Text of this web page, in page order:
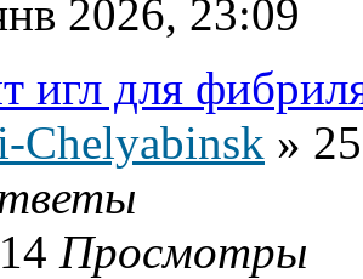
2026, 23:09
игл для
Chelyabinsk »
Просмотры